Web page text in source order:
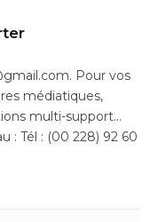
Pour vos
médiatiques,
multi-support…
: Tél : (00 228) 92 60